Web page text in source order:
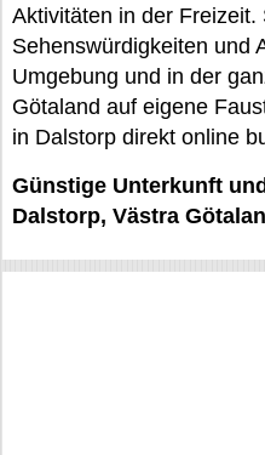
Aktivitäten in der Freizeit.
Sehenswürdigkeiten und
Umgebung und in der
Götaland auf eigene
in Dalstorp direkt online
Günstige Unterkunft
Dalstorp, Västra